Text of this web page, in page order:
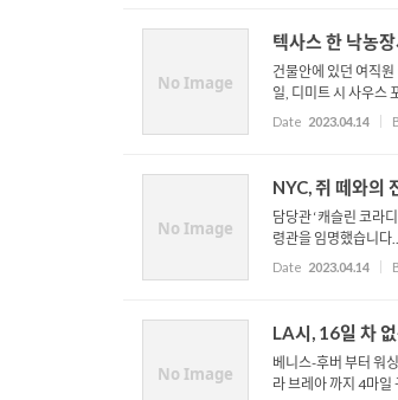
No Image
텍사스 한 낙농
건물안에 있던 여직
일, 디미트 시 사우스
Date 2023.04.14
No Image
NYC, 쥐 떼와의
담당관 ‘캐슬린 코라
령관을 임명했습니다
Date 2023.04.14
No Image
LA시, 16일 차
베니스-후버 부터 워
라 브레아 까지 4마일